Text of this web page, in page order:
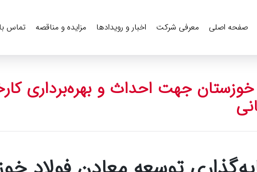
صفحه اصلی معرفی شرکت اخبار و رویدادها مزایده و مناقصه تماس
جهت احداث و بهره‌برداری